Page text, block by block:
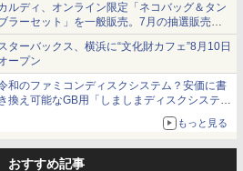
ルディ、オンライン限定「ネコバッグ＆タン
ラーセット」を一般販売。7月の抽選販売の
選無効分
ターバックス、横浜に“文化財カフェ”8月10日
ープン
和のファミコンディスクシステム？安価に書
換え可能なGB用「しましまディスクシステ
もっと見る
おすすめ記事